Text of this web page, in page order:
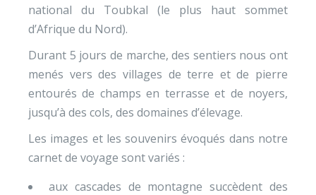
national du Toubkal (le plus haut sommet
d’Afrique du Nord).
Durant 5 jours de marche, des sentiers nous ont
menés vers des villages de terre et de pierre
entourés de champs en terrasse et de noyers,
jusqu’à des cols, des domaines d’élevage.
Les images et les souvenirs évoqués dans notre
carnet de voyage sont variés :
aux cascades de montagne succèdent des